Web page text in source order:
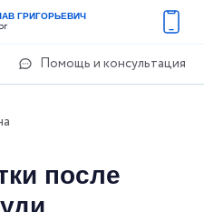
ГРИГОРЬЕВИЧ
Помощь и консультация
после